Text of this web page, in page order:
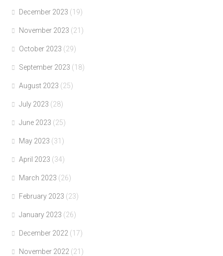
December 2023 (19)
November 2023 (21)
October 2023 (29)
September 2023 (18)
August 2023 (25)
July 2023 (28)
June 2023 (25)
May 2023 (31)
April 2023 (34)
March 2023 (26)
February 2023 (23)
January 2023 (26)
December 2022 (17)
November 2022 (21)